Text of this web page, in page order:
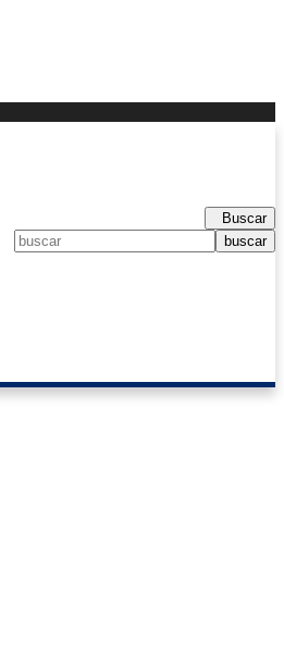
Buscar